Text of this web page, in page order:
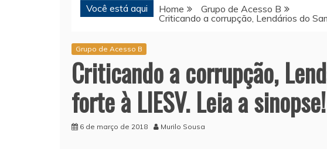
Você está aqui Home
Grupo de Acesso B
Criticando a corrupção, Lendários do
Grupo de Acesso B
Criticando a corrupção,
forte à LIESV. Leia a sinopse!
6 de março de 2018 Murilo Sousa